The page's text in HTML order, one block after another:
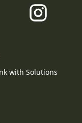
with Solutions